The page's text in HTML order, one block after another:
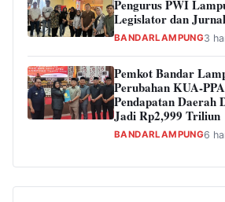
Pengurus PWI
Legislator dan
BANDARLAMPUNG3
Pemkot Bandar
Perubahan KUA-
Pendapatan Daerah
Jadi Rp2,999 Triliun
BANDARLAMPUNG6